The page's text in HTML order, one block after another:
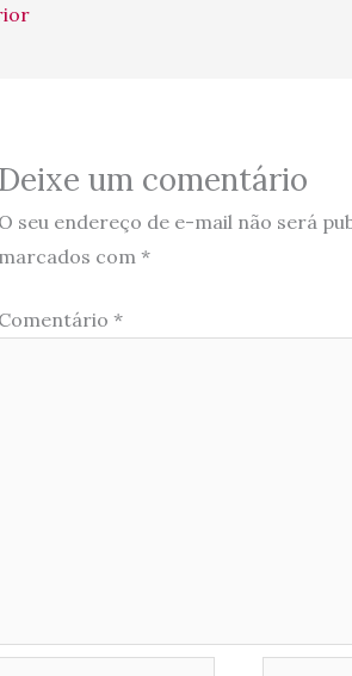
Deixe um comentário
O seu endereço de e-mail não será
marcados com *
Comentário *